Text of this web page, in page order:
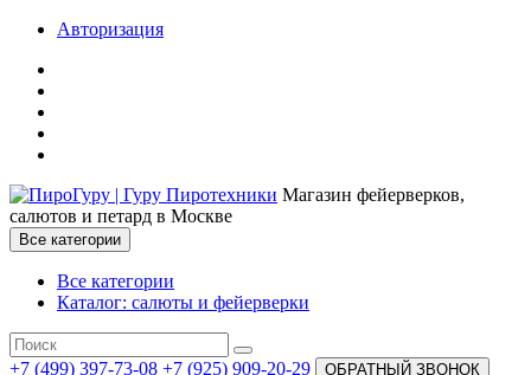
Авторизация
Магазин фейерверков,
салютов и петард в Москве
Все категории
Все категории
Каталог: салюты и фейерверки
+7 (499) 397-73-08 +7 (925) 909-20-29 ОБРАТНЫЙ ЗВОНОК